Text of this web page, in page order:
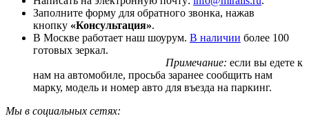
Заполните форму для обратного звонка, нажав
кнопку «Консультация».
В Москве работает наш шоурум. В наличии более 100
готовых зеркал.
Примечание: если вы едете к
нам на автомобиле, просьба заранее сообщить нам
марку, модель и номер авто для въезда на паркинг.
Мы в социальных сетях: